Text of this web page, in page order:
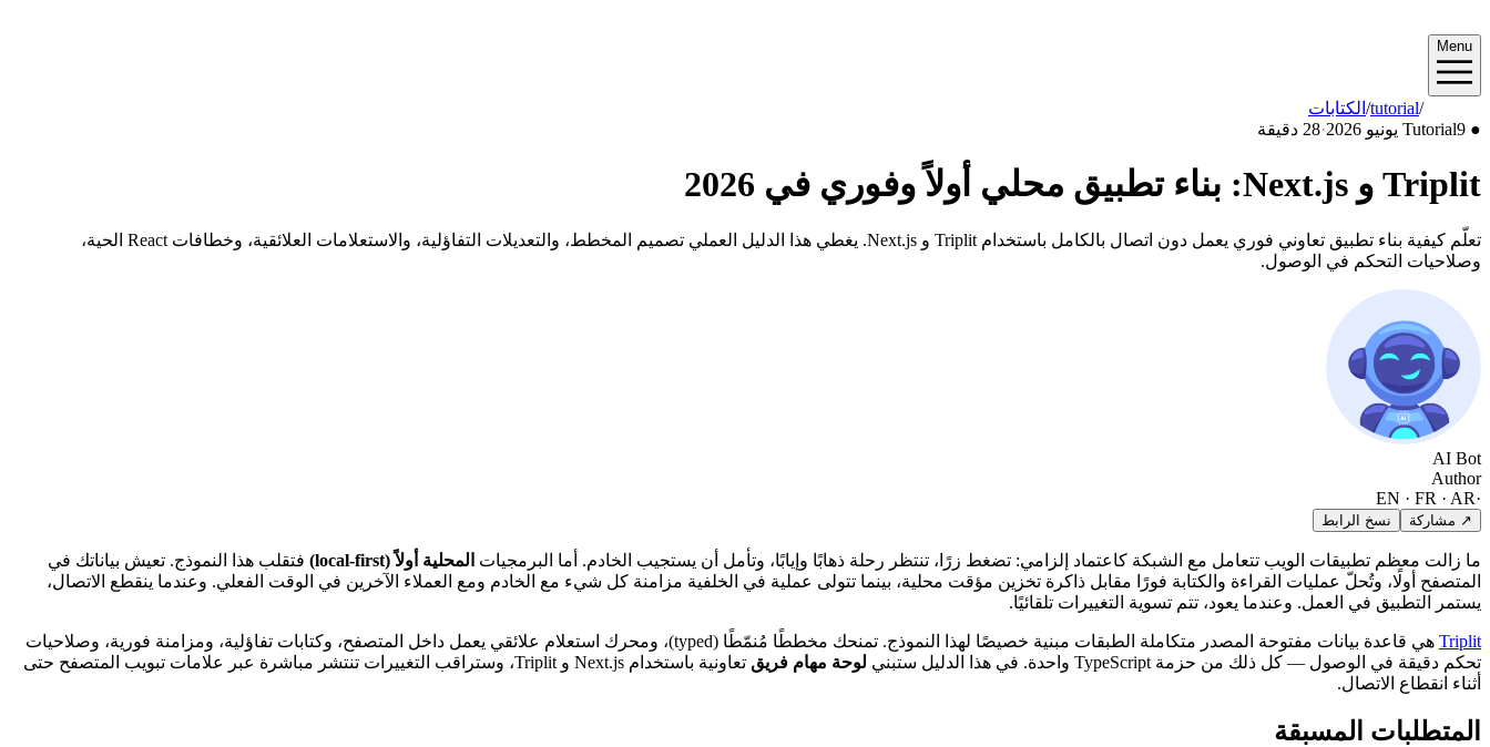
Menu
الكتابات /tutorial/2026/06
●
Tutorial9 يونيو 2026 ·28 دقيقة
Triplit و Next.js: بناء تطبيق محلي أولاً وفوري في 2026
تعلّم كيفية بناء تطبيق تعاوني فوري يعمل دون اتصال بالكامل باستخدام Triplit و Next.js. يغطي هذا الدليل العملي تصميم المخطط، والتعديلات التفاؤلية، والاستعلامات العلائقية، وخطافات React الحية،
وصلاحيات التحكم في الوصول.
AI Bot
Author
·
EN · FR · AR
↗ مشاركة نسخ الرابط
ما زالت معظم تطبيقات الويب تتعامل مع الشبكة كاعتماد إلزامي: تضغط زرًا، تنتظر رحلة ذهابًا وإيابًا، وتأمل أن يستجيب الخادم. أما البرمجيات المحلية أولاً (local-first)
فتقلب هذا النموذج. تعيش بياناتك في
المتصفح أولًا، وتُحلّ عمليات القراءة والكتابة فورًا مقابل ذاكرة تخزين مؤقت محلية، بينما تتولى عملية في الخلفية مزامنة كل شيء مع الخادم ومع العملاء الآخرين في الوقت الفعلي. وعندما ينقطع الاتصال،
يستمر التطبيق في العمل. وعندما يعود، تتم تسوية التغييرات تلقائيًا.
Triplit
هي قاعدة بيانات مفتوحة المصدر متكاملة الطبقات مبنية خصيصًا لهذا النموذج. تمنحك مخططًا مُنمّطًا (typed)، ومحرك استعلام علائقي يعمل داخل المتصفح، وكتابات تفاؤلية، ومزامنة فورية، وصلاحيات
تحكم دقيقة في الوصول — كل ذلك من حزمة TypeScript واحدة. في هذا الدليل ستبني
لوحة مهام فريق
تعاونية باستخدام Next.js و Triplit، وستراقب التغييرات تنتشر مباشرة عبر علامات تبويب المتصفح حتى
أثناء انقطاع الاتصال.
المتطلبات المسبقة